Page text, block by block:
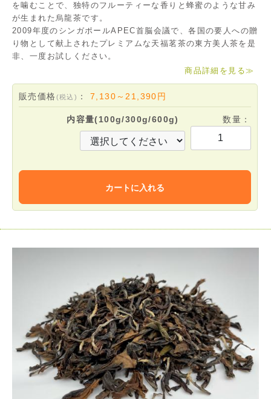
を噛むことで、独特のフルーティーな香りと蜂蜜のような甘み
が生まれた烏龍茶です。
2009年度のシンガポールAPEC首脳会議で、各国の要人への贈
り物として献上されたプレミアムな天福茗茶の東方美人茶を是
非、一度お試しください。
商品詳細を見る≫
販売価格 (税込) ： 7,130～21,390円
内容量(100g/300g/600g) 数量：
カートに入れる